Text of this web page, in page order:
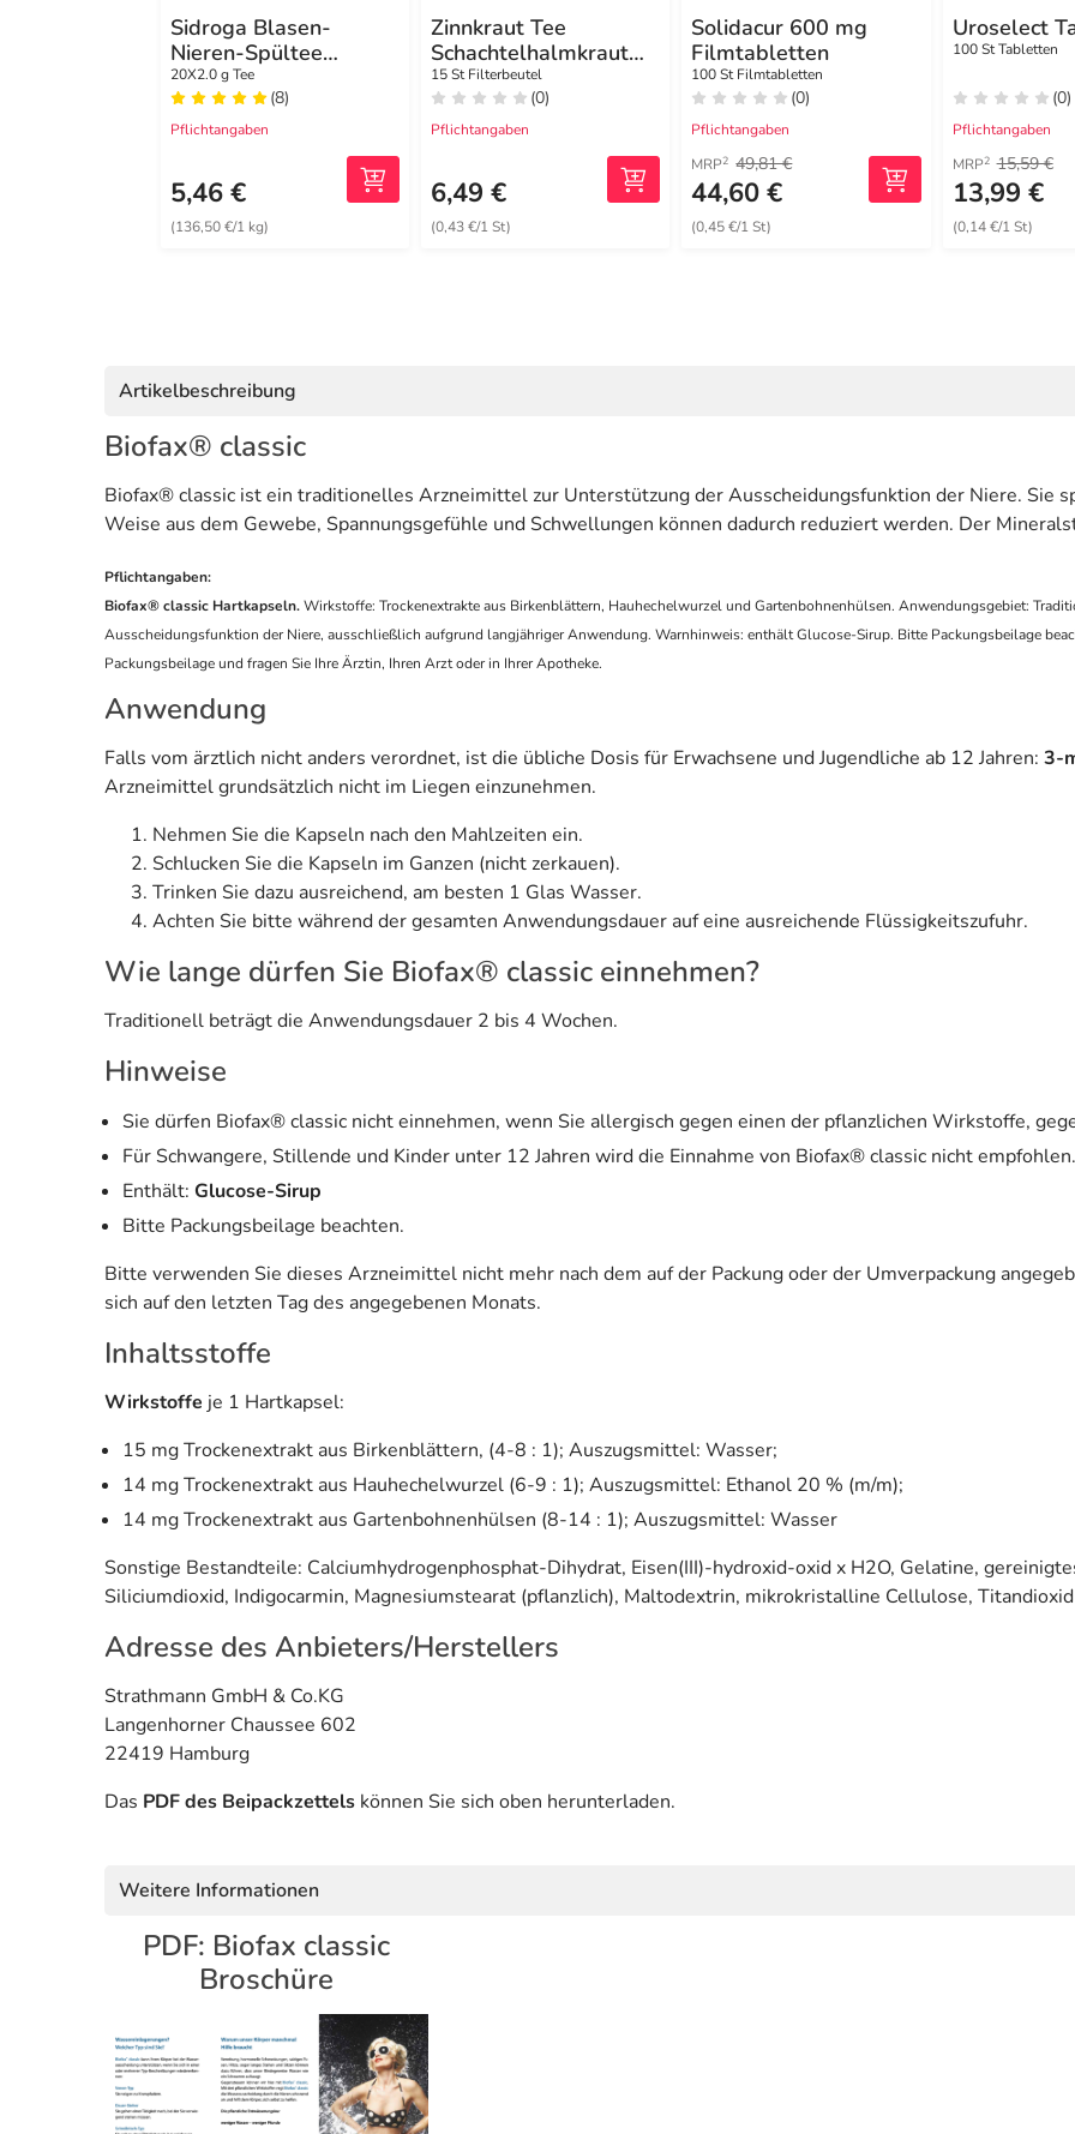
Sidroga Blasen-
Nieren-Spültee
Filterbeutel
20X2.0 g Tee
(8)
Pflichtangaben
5,46 €
(136,50 €/1 kg)
Zinnkraut Tee
Schachtelhalmkraut
Salus Filterbeutel
15 St Filterbeutel
(0)
Pflichtangaben
6,49 €
(0,43 €/1 St)
Solidacur 600 mg
Filmtabletten
100 St Filmtabletten
(0)
Pflichtangaben
MRP2 49,81 €
44,60 €
(0,45 €/1 St)
Uroselect
100 St Tabletten
(0)
Pflichtangaben
MRP2 15,59 €
13,99 €
(0,14 €/1 St)
Artikelbeschreibung
Biofax® classic
Biofax® classic ist ein traditionelles Arzneimittel zur Unterstützung der Ausscheidungsfunktion der Niere. Sie
Weise aus dem Gewebe, Spannungsgefühle und Schwellungen können dadurch reduziert werden. Der
Pflichtangaben:
Biofax® classic Hartkapseln.Wirkstoffe: Trockenextrakte aus Birkenblättern, Hauhechelwurzel und Gartenbohnenhülsen. Anwendungsgebiet:
Ausscheidungsfunktion der Niere, ausschließlich aufgrund langjähriger Anwendung. Warnhinweis: enthält Glucose-Sirup. Bitte Packungsbeilage
Packungsbeilage und fragen Sie Ihre Ärztin, Ihren Arzt oder in Ihrer Apotheke.
Anwendung
Falls vom ärztlich nicht anders verordnet, ist die übliche Dosis für Erwachsene und Jugendliche ab 12 Jahren: 3-
Arzneimittel grundsätzlich nicht im Liegen einzunehmen.
Nehmen Sie die Kapseln nach den Mahlzeiten ein.
Schlucken Sie die Kapseln im Ganzen (nicht zerkauen).
Trinken Sie dazu ausreichend, am besten 1 Glas Wasser.
Achten Sie bitte während der gesamten Anwendungsdauer auf eine ausreichende Flüssigkeitszufuhr.
Wie lange dürfen Sie Biofax® classic einnehmen?
Traditionell beträgt die Anwendungsdauer 2 bis 4 Wochen.
Hinweise
Sie dürfen Biofax® classic nicht einnehmen, wenn Sie allergisch gegen einen der pflanzlichen Wirkstoffe,
Für Schwangere, Stillende und Kinder unter 12 Jahren wird die Einnahme von Biofax® classic nicht empfohlen.
Enthält: Glucose-Sirup
Bitte Packungsbeilage beachten.
Bitte verwenden Sie dieses Arzneimittel nicht mehr nach dem auf der Packung oder der Umverpackung
sich auf den letzten Tag des angegebenen Monats.
Inhaltsstoffe
Wirkstoffe je 1 Hartkapsel:
15 mg Trockenextrakt aus Birkenblättern, (4-8 : 1); Auszugsmittel: Wasser;
14 mg Trockenextrakt aus Hauhechelwurzel (6-9 : 1); Auszugsmittel: Ethanol 20 % (m/m);
14 mg Trockenextrakt aus Gartenbohnenhülsen (8-14 : 1); Auszugsmittel: Wasser
Sonstige Bestandteile: Calciumhydrogenphosphat-Dihydrat, Eisen(III)-hydroxid-oxid x H2O, Gelatine,
Siliciumdioxid, Indigocarmin, Magnesiumstearat (pflanzlich), Maltodextrin, mikrokristalline Cellulose, Titandioxid
Adresse des Anbieters/Herstellers
Strathmann GmbH & Co.KG
Langenhorner Chaussee 602
22419 Hamburg
Das PDF des Beipackzettels können Sie sich oben herunterladen.
Weitere Informationen
PDF: Biofax classic
Broschüre